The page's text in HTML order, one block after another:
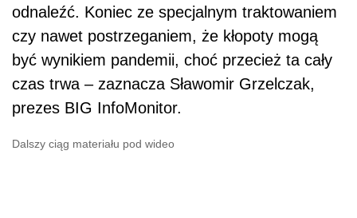
odnaleźć. Koniec ze specjalnym traktowaniem
czy nawet postrzeganiem, że kłopoty mogą
być wynikiem pandemii, choć przecież ta cały
czas trwa – zaznacza Sławomir Grzelczak,
prezes BIG InfoMonitor.
Dalszy ciąg materiału pod wideo